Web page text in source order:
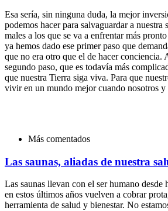
Esa sería, sin ninguna duda, la mejor
podemos hacer para salvaguardar a nuestra
males a los que se va a enfrentar más
ya hemos dado ese primer paso que
que no era otro que el de hacer conciencia.
segundo paso, que es todavía más
que nuestra Tierra siga viva. Para que
vivir en un mundo mejor cuando nosotros y
Más comentados
Las saunas, aliadas de nuestra
Las saunas llevan con el ser humano desde
en estos últimos años vuelven a cobrar
herramienta de salud y bienestar. No